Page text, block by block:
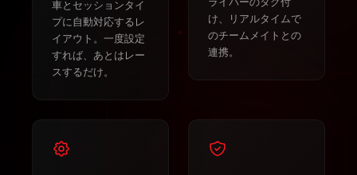
車とセッションタイ
プに自動対応するレ
イアウト。一度設定
すれば、あとはレー
スするだけ。
け、リアルタイムで
のチームメイトとの
連携。